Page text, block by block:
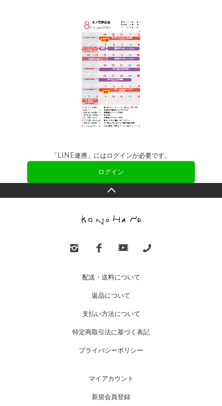
「LINE連携」にはログインが必要です。
ログイン
配送・送料について
返品について
支払い方法について
特定商取引法に基づく表記
プライバシーポリシー
マイアカウント
新規会員登録